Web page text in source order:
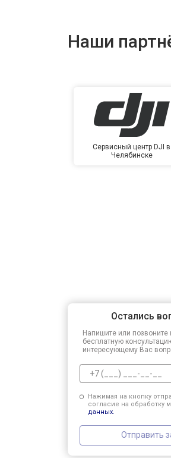
Наши
Сервисный центр DJI в
Челябинске
Остались
Напишите или позвоните
бесплатную
интересующему Вас
Нажимая на кнопку
согласие на обработку
данных.
Отправить